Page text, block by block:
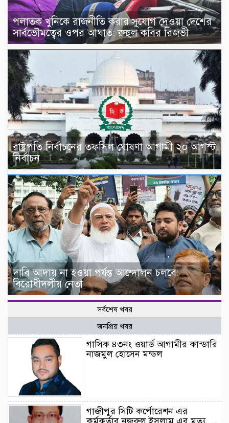
পলাতক খুনিকে রাজনীতি করার সুযোগ দেওয়া দেশের
সার্বভৌমত্বের ওপর আঘাত: রুহুল কবির রিজভী
রাষ্ট্রপতি নির্বাচনের তফসিল ঘোষণা আগামী ২০ আগস্ট
নির্বাচন
দাবি আদায় না হওয়া পর্যন্ত আন্দোলন চলবে:
বিরোধীদলীয় নেতা
সর্বশেষ খবর
জনপ্রিয় খবর
গাসিক ৪৩নং ওয়ার্ড আগামীর কান্ডারি
নাজমুল হোসেন মন্ডল
গাজীপুর সিটি কর্পোরেশন এর